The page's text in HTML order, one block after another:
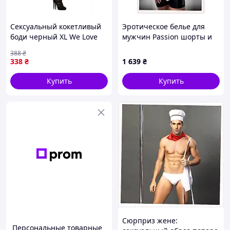
Сексуальный кокетливый
боди черный XL We Love
338 ₴
388₴
Купить
Эротическое белье для
мужчин Passion шорты и
1 639 ₴
Купить
Персональные товарные
Сюрприз жене: